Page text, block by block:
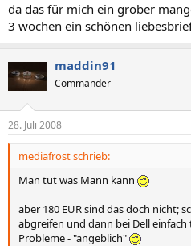
da das für mich ein grober
3 wochen ein schönen
maddin91
Commander
28. Juli 2008
mediafrost schrieb:
Man tut was Mann kann
aber 180 EUR sind das doch nicht;
abgreifen und dann bei Dell
Probleme - "angeblich"